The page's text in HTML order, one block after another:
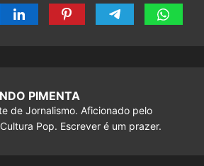
PIMENTA
de Jornalismo. Aficionado pelo
Pop. Escrever é um prazer.